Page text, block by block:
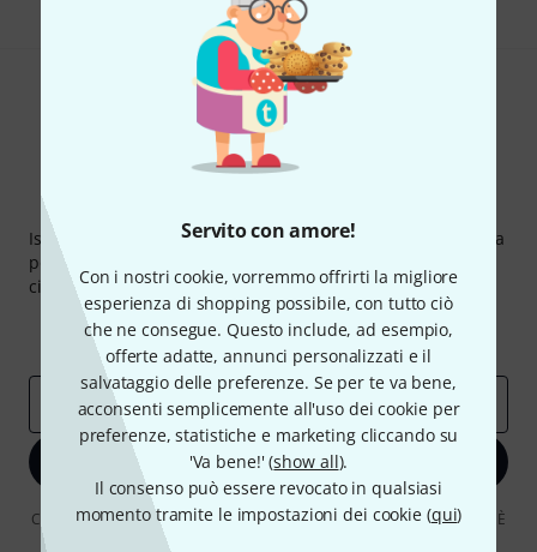
Servito con amore!
Con i nostri cookie, vorremmo offrirti la migliore
esperienza di shopping possibile, con tutto ciò
che ne consegue. Questo include, ad esempio,
offerte adatte, annunci personalizzati e il
salvataggio delle preferenze. Se per te va bene,
acconsenti semplicemente all'uso dei cookie per
preferenze, statistiche e marketing cliccando su
'Va bene!' (show all).
Il consenso può essere revocato in qualsiasi
momento tramite le impostazioni dei cookie (qui)
Iscriviti alla newsletter di Thomann, e con un po' di fortuna
potrai vincere uno dei 50 buoni del valore di 50 euro
ciascuno!
Contributi d'ispirazione
Offerte
Approfondimenti Thomann
Indirizzo e-mail*
Iscriviti ora
Cliccando su "Iscriviti ora", lei accetta di ricevere pubblicità via e-mail. È
possibile annullare l'iscrizione in qualsiasi momento. Può trovare